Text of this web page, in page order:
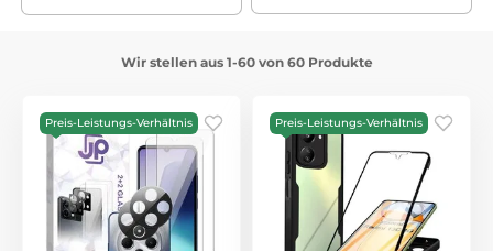
Wir stellen aus 1-60 von 60 Produkte
Preis-Leistungs-Verhältnis Preis-Leistungs-Verhältnis